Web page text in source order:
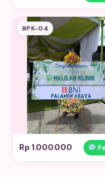
BPK-04
Rp 1.000.000